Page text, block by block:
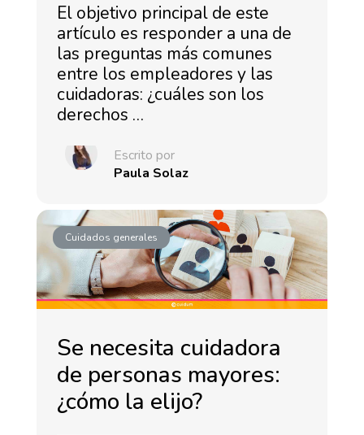
El objetivo principal de este
artículo es responder a una de
las preguntas más comunes
entre los empleadores y las
cuidadoras: ¿cuáles son los
derechos …
Escrito por
Paula Solaz
Cuidados generales
Se necesita cuidadora
de personas mayores:
¿cómo la elijo?